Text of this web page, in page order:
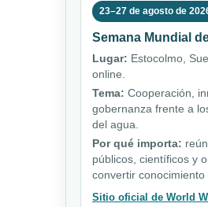
23–27 de agosto de
Semana Mundial
Lugar: Estocolmo,
online.
Tema: Cooperación,
gobernanza frente a
del agua.
Por qué importa:
públicos, científicos y
convertir
Sitio oficial de World